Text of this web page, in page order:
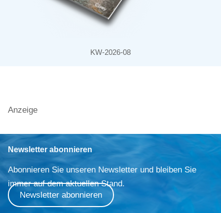
KW-2026-08
Anzeige
Newsletter abonnieren
Abonnieren Sie unseren Newsletter und bleiben Sie
immer auf dem aktuellen Stand.
Newsletter abonnieren